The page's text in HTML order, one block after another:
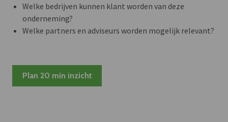
Welke bedrijven kunnen klant worden van deze
onderneming?
Welke partners en adviseurs worden mogelijk relevant?
Plan 20 min inzicht